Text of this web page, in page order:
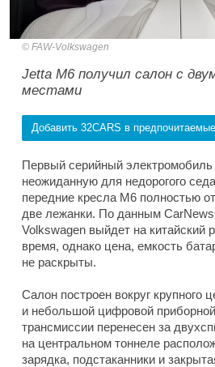
FAW-Volkswagen
Jetta M6 получил салон с
местами
Добавить 32CARS в
Первый серийный электромобиль
неожиданную для недорогого
передние кресла M6 полностью
две лежанки. По данным
Volkswagen выйдет на китайский
время, однако цена, емкость
не раскрыты.
Салон построен вокруг крупного
и небольшой цифровой
трансмиссии перенесен за
на центральном тоннеле
зарядка, подстаканники и